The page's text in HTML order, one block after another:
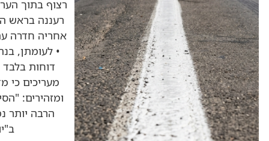
רצוף בתוך הערים •
דוחות בלבד •
מעריכים כי
ומזהירים: "הסיכוי
הרבה יותר נמוך"
ב"יומן